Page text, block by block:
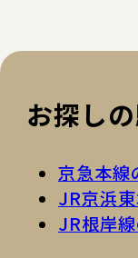
お探し
京急本線
JR京浜
JR根岸